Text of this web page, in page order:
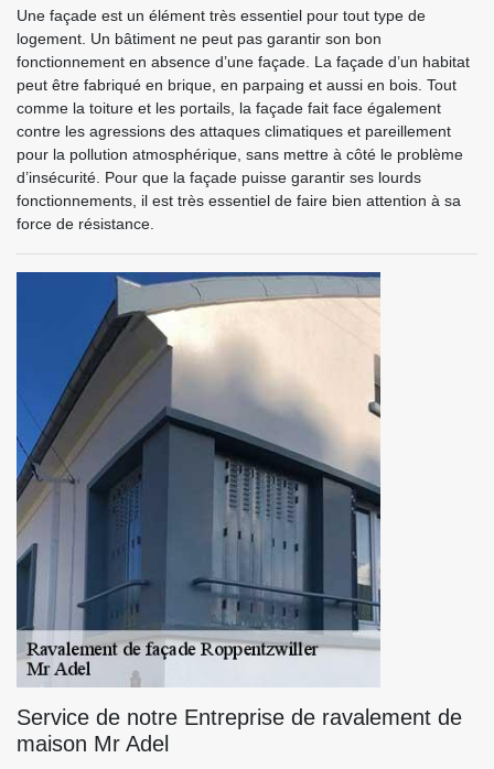
Une façade est un élément très essentiel pour tout type de
logement. Un bâtiment ne peut pas garantir son bon
fonctionnement en absence d’une façade. La façade d’un habitat
peut être fabriqué en brique, en parpaing et aussi en bois. Tout
comme la toiture et les portails, la façade fait face également
contre les agressions des attaques climatiques et pareillement
pour la pollution atmosphérique, sans mettre à côté le problème
d’insécurité. Pour que la façade puisse garantir ses lourds
fonctionnements, il est très essentiel de faire bien attention à sa
force de résistance.
Service de notre Entreprise de ravalement de
maison Mr Adel